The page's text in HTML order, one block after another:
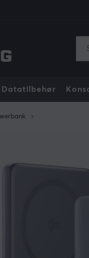
Datatilbehør